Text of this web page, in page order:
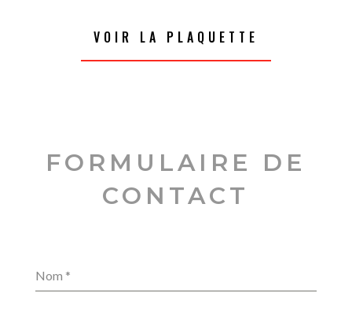
VOIR LA PLAQUETTE
FORMULAIRE DE
CONTACT
Nom *